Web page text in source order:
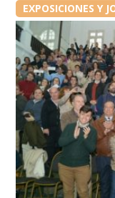
EXPOSICIONES Y